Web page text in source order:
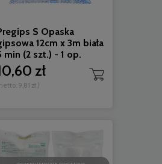
S Opaska
12cm x 3m biała
min (2 szt.) - 1 op.
zł
9,81 zł )